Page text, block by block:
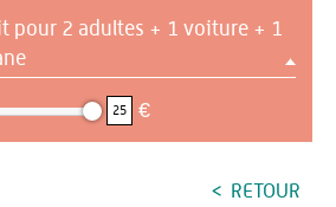
pour 2 adultes + 1 voiture + 1
25 €
RETOUR